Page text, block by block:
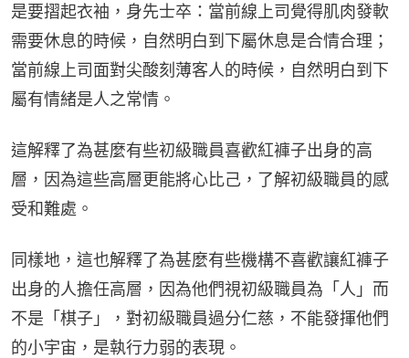
是要摺起衣袖，身先士卒：當前線上司覺得肌肉發軟
需要休息的時候，自然明白到下屬休息是合情合理；
當前線上司面對尖酸刻薄客人的時候，自然明白到下
屬有情緒是人之常情。
這解釋了為甚麼有些初級職員喜歡紅褲子出身的高
層，因為這些高層更能將心比己，了解初級職員的感
受和難處。
同樣地，這也解釋了為甚麼有些機構不喜歡讓紅褲子
出身的人擔任高層，因為他們視初級職員為「人」而
不是「棋子」，對初級職員過分仁慈，不能發揮他們
的小宇宙，是執行力弱的表現。